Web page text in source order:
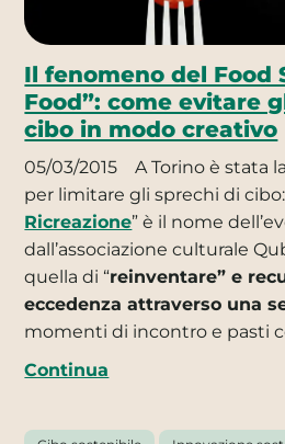
Il fenomeno del Food
Food”: come evitare
cibo in modo creativo
05/03/2015
A Torino è stata
per limitare gli sprechi di cibo:
Ricreazione” è il nome
dall’associazione culturale
quella di “reinventare” e
eccedenza attraverso una
momenti di incontro e pasti
Continua